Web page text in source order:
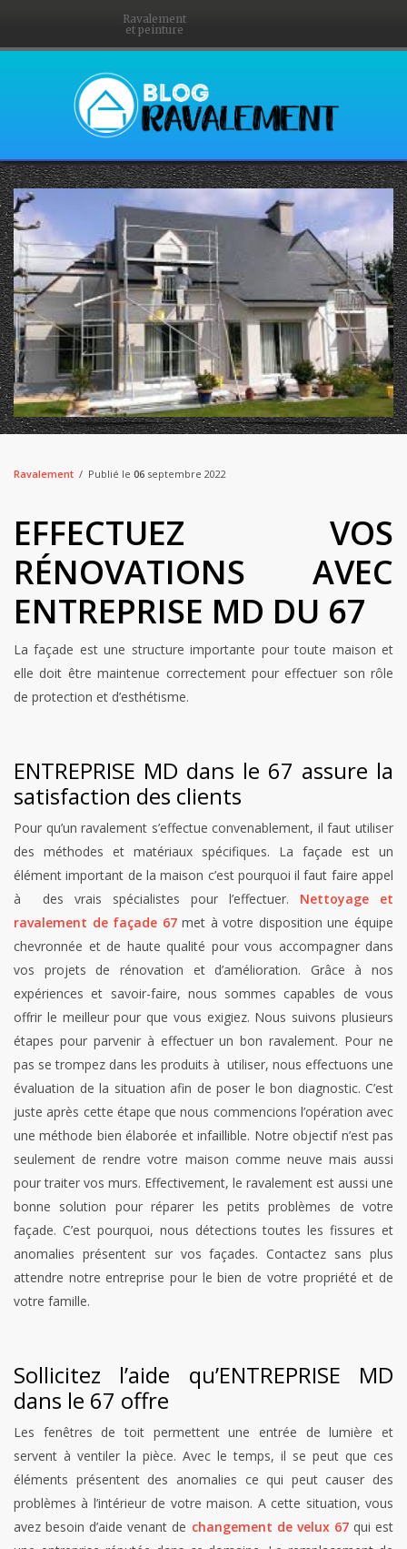
Ravalement
et peinture
Ravalement Publié le 06 septembre 2022
EFFECTUEZ VOS
RÉNOVATIONS AVEC
ENTREPRISE MD DU 67
La façade est une structure importante pour toute maison et
elle doit être maintenue correctement pour effectuer son rôle
de protection et d’esthétisme.
ENTREPRISE MD dans le 67 assure la
satisfaction des clients
Pour qu’un ravalement s’effectue convenablement, il faut utiliser
des méthodes et matériaux spécifiques. La façade est un
élément important de la maison c’est pourquoi il faut faire appel
à des vrais spécialistes pour l’effectuer. Nettoyage et
ravalement de façade 67met à votre disposition une équipe
chevronnée et de haute qualité pour vous accompagner dans
vos projets de rénovation et d’amélioration. Grâce à nos
expériences et savoir-faire, nous sommes capables de vous
offrir le meilleur pour que vous exigiez. Nous suivons plusieurs
étapes pour parvenir à effectuer un bon ravalement. Pour ne
pas se trompez dans les produits à utiliser, nous effectuons une
évaluation de la situation afin de poser le bon diagnostic. C’est
juste après cette étape que nous commencions l’opération avec
une méthode bien élaborée et infaillible. Notre objectif n’est pas
seulement de rendre votre maison comme neuve mais aussi
pour traiter vos murs. Effectivement, le ravalement est aussi une
bonne solution pour réparer les petits problèmes de votre
façade. C’est pourquoi, nous détections toutes les fissures et
anomalies présentent sur vos façades. Contactez sans plus
attendre notre entreprise pour le bien de votre propriété et de
votre famille.
Sollicitez l’aide qu’ENTREPRISE MD
dans le 67 offre
Les fenêtres de toit permettent une entrée de lumière et
servent à ventiler la pièce. Avec le temps, il se peut que ces
éléments présentent des anomalies ce qui peut causer des
problèmes à l’intérieur de votre maison. A cette situation, vous
avez besoin d’aide venant de changement de velux 67qui est